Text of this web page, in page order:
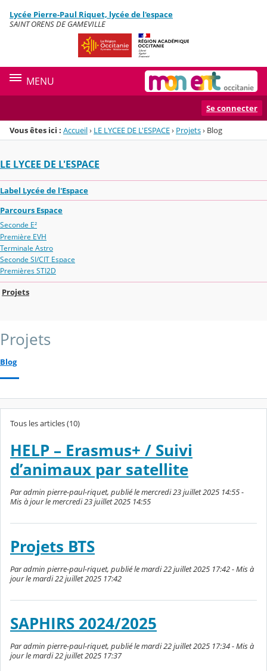
Menu de la rubrique
Contenu
Lycée Pierre-Paul Riquet, lycée de l'espace
SAINT ORENS DE GAMEVILLE
MENU
Se connecter
Vous êtes ici : Accueil› LE LYCEE DE L'ESPACE› Projets› Blog
LE LYCEE DE L'ESPACE
Label Lycée de l'Espace
Parcours Espace
Seconde E²
Première EVH
Terminale Astro
Seconde SI/CIT Espace
Premières STI2D
Projets
Projets
Blog
Tous les articles (10)
HELP – Erasmus+ / Suivi
d’animaux par satellite
Par admin pierre-paul-riquet, publié le mercredi 23 juillet 2025 14:55 -
Mis à jour le mercredi 23 juillet 2025 14:55
Projets BTS
Par admin pierre-paul-riquet, publié le mardi 22 juillet 2025 17:42 - Mis à
jour le mardi 22 juillet 2025 17:42
SAPHIRS 2024/2025
Par admin pierre-paul-riquet, publié le mardi 22 juillet 2025 17:34 - Mis à
jour le mardi 22 juillet 2025 17:37